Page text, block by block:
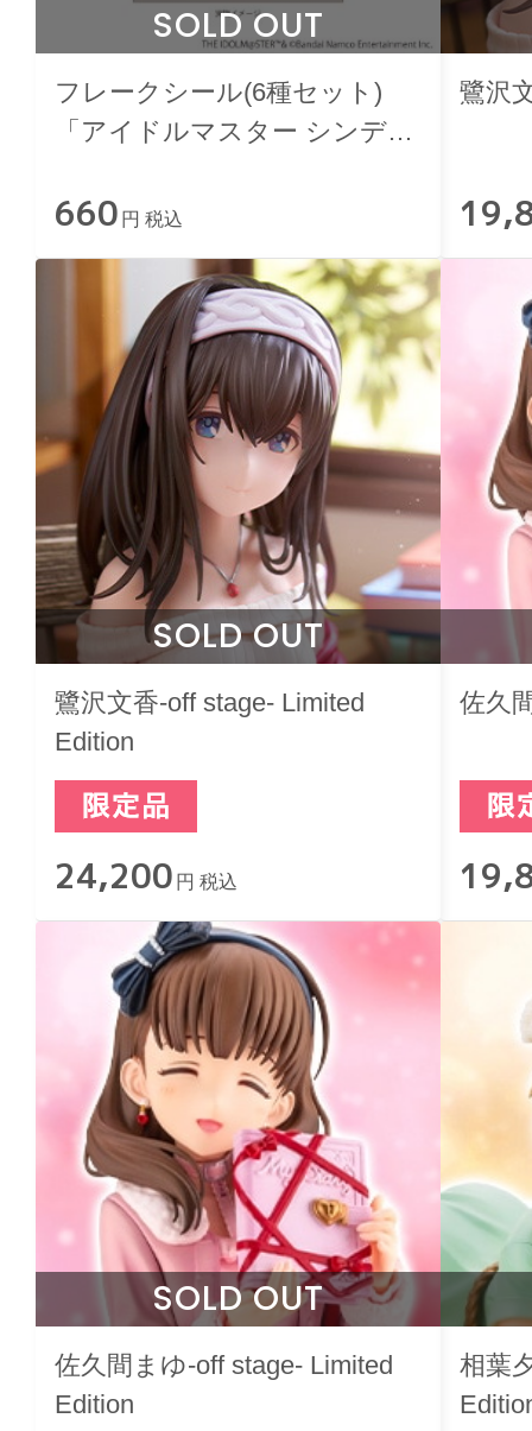
SOLD OUT
フレークシール(6種セット)
「アイドルマスター シンデレ
660 円 税込
鷺沢
SOLD OUT
鷺沢文香-off stage- Limited
Edition
24,200 円 税込
佐久
SOLD OUT
佐久間まゆ-off stage- Limited
Edition
相葉